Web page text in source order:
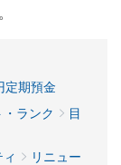
定期預金
ランク
目
リニュー